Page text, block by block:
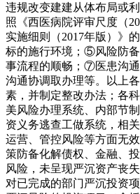
违规改变建建从体布局或
照《西医病院评审尺度（
实施细则（2017年版）》
标的施行环境；⑤风险防
事流程的顺畅；⑦医患沟
沟通协调取办理等。以上
素，并制定整改办法；各
美风险办理系统、内部节
资义务逃查工做系统，相
运营、管控风险等方面无
策防备化解债权、金融、
风险，未呈现严沉资产丧
对已完成的部门严沉投资